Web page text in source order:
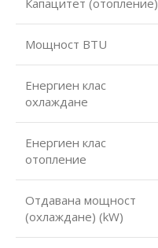
Мощност BTU
Енергиен клас
охлаждане
Енергиен клас
отопление
Отдавана мощност
(охлаждане) (kW)